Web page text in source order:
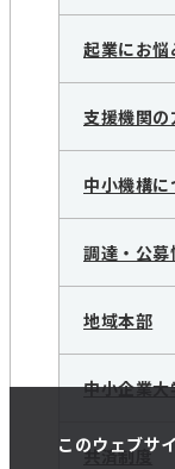
このウェブサ
起業にお悩
支援機関の
中小機構に
調達・公募
地域本部
中小企業大
共済制度